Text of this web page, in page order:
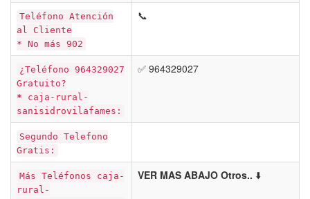
Teléfono Atención
al Cliente
* No más 902
📞
¿Teléfono 964329027
Gratuito?
* caja-rural-
sanisidrovilafames:
✅ 964329027
Segundo Telefono
Gratis:
Más Teléfonos caja-
rural-
VER MAS ABAJO Otros.. ⬇️